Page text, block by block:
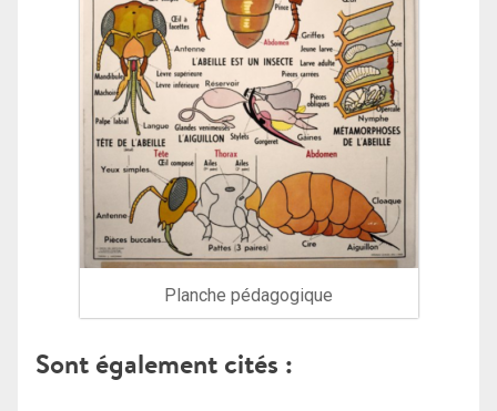
Planche pédagogique
Sont également cités :